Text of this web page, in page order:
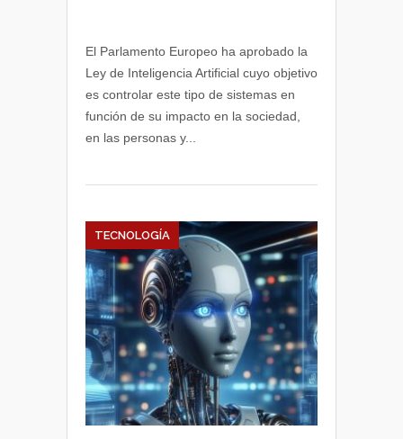
El Parlamento Europeo ha aprobado la
Ley de Inteligencia Artificial cuyo objetivo
es controlar este tipo de sistemas en
función de su impacto en la sociedad,
en las personas y...
TECNOLOGÍA